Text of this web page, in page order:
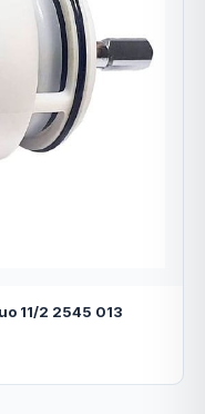
11/2 2545 013